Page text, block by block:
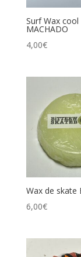
Surf Wax cool
MACHADO
4,00€
Wax de skate
6,00€